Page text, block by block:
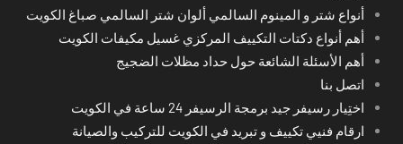
أنواع شتر و المينوم السالمي ألوان شتر السالمي صباغ الكويت
أهم أنواع دكتات التكييف المركزي غسيل مكيفات الكويت
أهم الأسئلة الشائعة حول حداد مظلات الضجيج
اتصل بنا
اختِيار رسيفر جيد برمجة الرسيفر 24 ساعة في الكويت
ارقام فنيي تكييف و تبريد في الكويت للتركيب والصيانة